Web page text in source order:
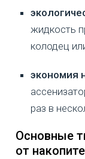
жидкость
колодец
экономия
раз в
Основные
от